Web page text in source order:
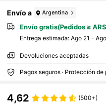
Envío a Argentina
Envío gratis(Pedidos ≥
Entrega estimada: Ago 21 -
Devoluciones aceptadas
Pagos seguros · Protección
4,62 (500+)